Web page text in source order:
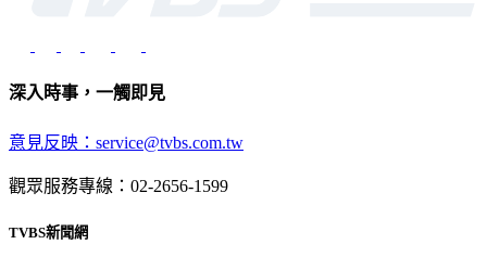
深入時事，一觸即見
意見反映：service@tvbs.com.tw
觀眾服務專線：02-2656-1599
TVBS新聞網